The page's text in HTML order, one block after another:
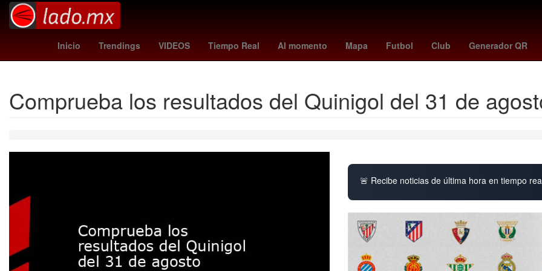
Inicio Trendings VIDEOS Tiempo Real Al momento Mapa Futbol Club Generador QR
Erick Pulgar moneda de oro 2024 Nueva York Aguascalientes Incendio Semana Santa
Comprueba los resultados del Quinigol del 31 de
🚨 Recibe noticias de última hora en tiempo